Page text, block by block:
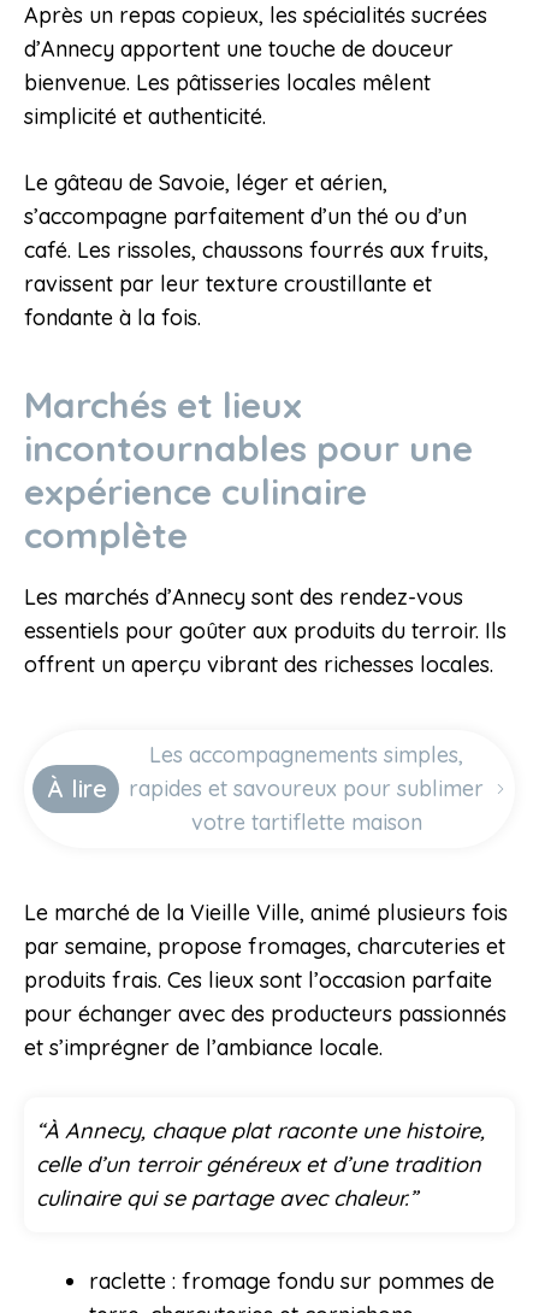
Après un repas copieux, les spécialités sucrées
d’Annecy apportent une touche de douceur
bienvenue. Les pâtisseries locales mêlent
simplicité et authenticité.
Le gâteau de Savoie, léger et aérien,
s’accompagne parfaitement d’un thé ou d’un
café. Les rissoles, chaussons fourrés aux fruits,
ravissent par leur texture croustillante et
fondante à la fois.
Marchés et lieux
incontournables pour une
expérience culinaire
complète
Les marchés d’Annecy sont des rendez-vous
essentiels pour goûter aux produits du terroir. Ils
offrent un aperçu vibrant des richesses locales.
À lire
Les accompagnements simples,
rapides et savoureux pour sublimer
votre tartiflette maison
Le marché de la Vieille Ville, animé plusieurs fois
par semaine, propose fromages, charcuteries et
produits frais. Ces lieux sont l’occasion parfaite
pour échanger avec des producteurs passionnés
et s’imprégner de l’ambiance locale.
“À Annecy, chaque plat raconte une histoire,
celle d’un terroir généreux et d’une tradition
culinaire qui se partage avec chaleur.”
raclette : fromage fondu sur pommes de